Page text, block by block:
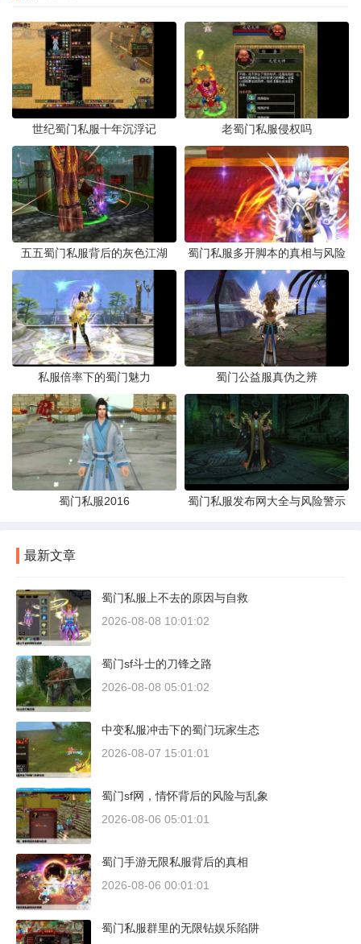
世纪蜀门私服十年沉浮记 老蜀门私服侵权吗
五五蜀门私服背后的灰色江湖 蜀门私服多开脚本的真相与风险
私服倍率下的蜀门魅力 蜀门公益服真伪之辨
蜀门私服2016 蜀门私服发布网大全与风险警示
最新文章
蜀门私服上不去的原因与自救
2026-08-08 10:01:02
蜀门sf斗士的刀锋之路
2026-08-08 05:01:02
中变私服冲击下的蜀门玩家生态
2026-08-07 15:01:01
蜀门sf网，情怀背后的风险与乱象
2026-08-06 05:01:01
蜀门手游无限私服背后的真相
2026-08-06 00:01:01
蜀门私服群里的无限钻娱乐陷阱